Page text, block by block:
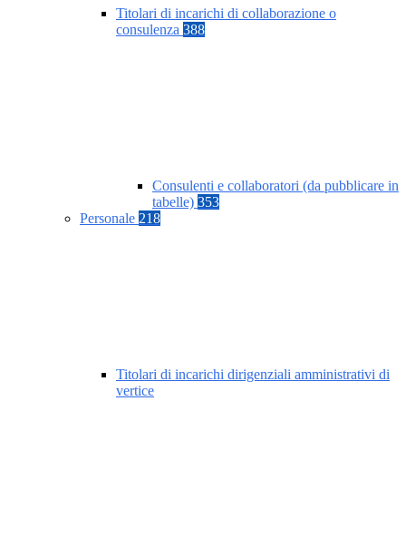
Titolari di incarichi di collaborazione o
consulenza 388
Consulenti e collaboratori (da pubblicare in
tabelle) 353
Personale 218
Titolari di incarichi dirigenziali amministrativi di
vertice